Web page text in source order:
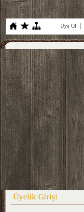
Üye Ol
Üyelik Girişi